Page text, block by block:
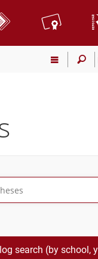
search (by school,